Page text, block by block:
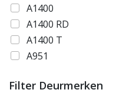
A1400
A1400 RD
A1400 T
A951
Filter Deurmerken